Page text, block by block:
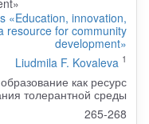
«Education, innovation,
resource for community
development»
Liudmila F. Kovaleva 1
как ресурс
толерантной среды
265-268